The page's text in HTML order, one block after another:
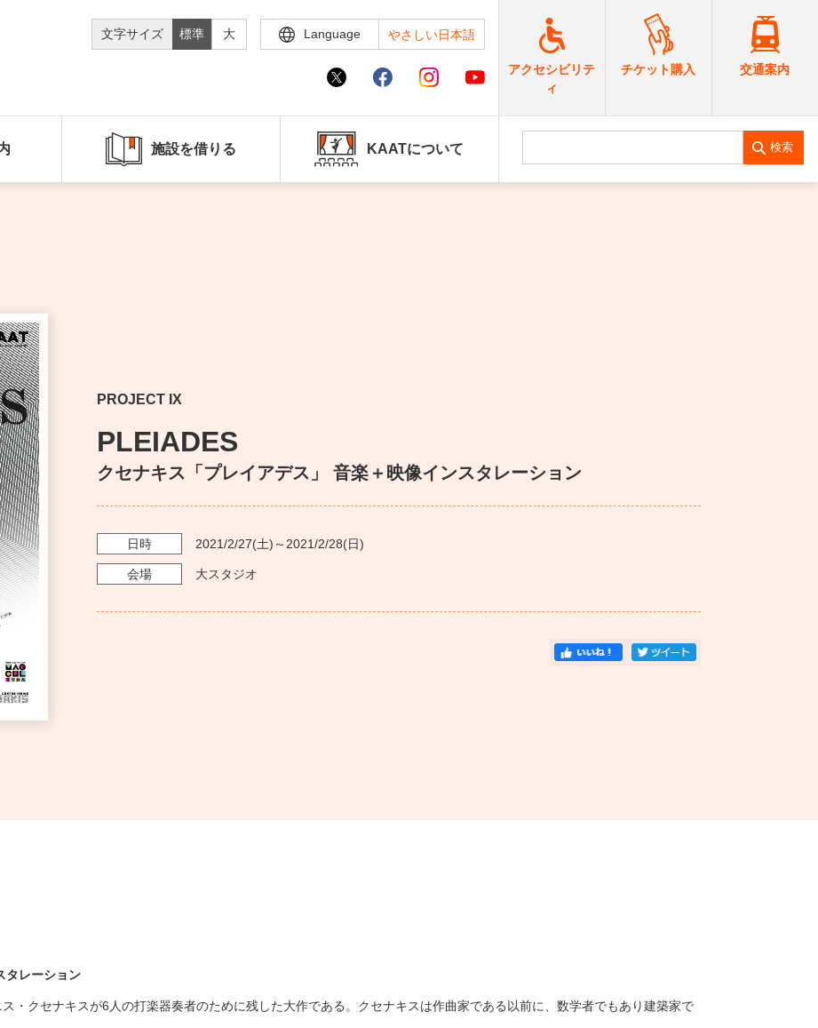
文字サイズ 標準 大 Language やさしい日本語
アクセシビリテ
ィ
チケット購入 交通案内
施設を借りる KAATについて 検索
PROJECT IX
PLEIADES
クセナキス「プレイアデス」 音楽＋映像インスタレーション
日時 2021/2/27(土)～2021/2/28(日)
会場 大スタジオ
タレーション
・クセナキスが6人の打楽器奏者のために残した大作である。クセナキスは作曲家である以前に、数学者でもあり建築家で